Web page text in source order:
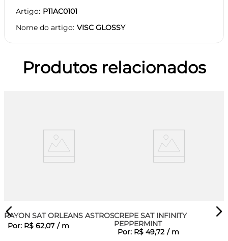
Artigo P11AC0101
Nome do artigo VISC GLOSSY
Produtos relacionados
RAYON SAT ORLEANS ASTROS
Por: R$ 62,07 / m
CREPE SAT INFINITY
PEPPERMINT
Por: R$ 49,72 / m